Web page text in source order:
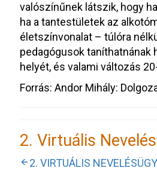
valószínűnek látszik, hogy
ha a tantestületek az
életszínvonalat – túlóra
pedagógusok
helyét, és valami változás
Forrás: Andor Mihály:
2. Virtuális
2. VIRTUÁLIS